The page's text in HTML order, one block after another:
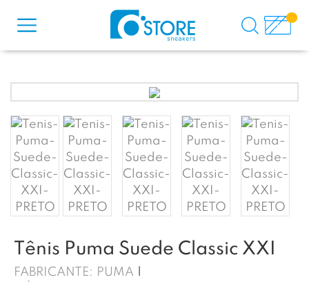
Tênis Puma Suede Classic XXI
FABRICANTE: PUMA